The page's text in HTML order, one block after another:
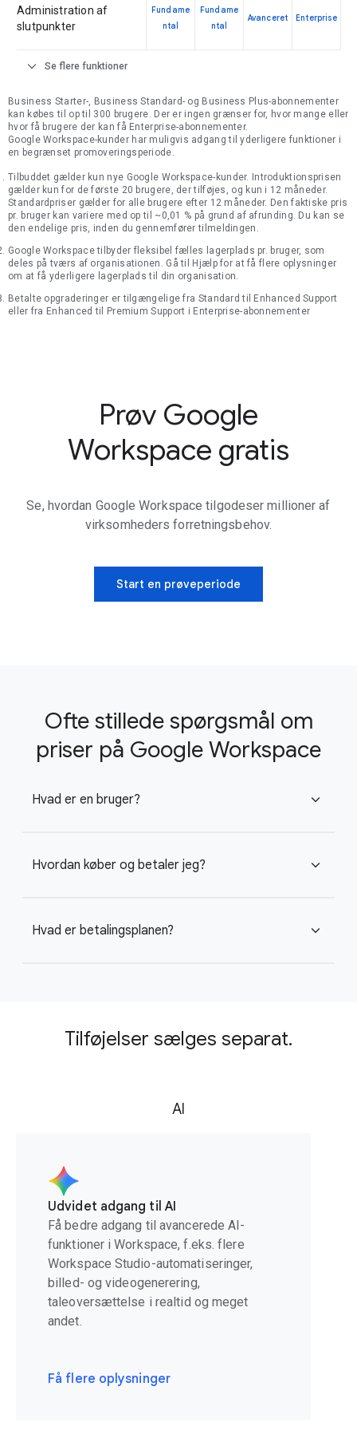
Administration af
slutpunkter
Fundame
ntal
Fundame
ntal
Avanceret Enterprise
expand_more Se flere funktioner
Business Starter-, Business Standard- og Business Plus-abonnementer
kan købes til op til 300 brugere. Der er ingen grænser for, hvor mange eller
hvor få brugere der kan få Enterprise-abonnementer.
Google Workspace-kunder har muligvis adgang til yderligere funktioner i
en begrænset promoveringsperiode.
Tilbuddet gælder kun nye Google Workspace-kunder. Introduktionsprisen
gælder kun for de første 20 brugere, der tilføjes, og kun i 12 måneder.
Standardpriser gælder for alle brugere efter 12 måneder. Den faktiske pris
pr. bruger kan variere med op til ~0,01 % på grund af afrunding. Du kan se
den endelige pris, inden du gennemfører tilmeldingen.
Google Workspace tilbyder fleksibel fælles lagerplads pr. bruger, som
deles på tværs af organisationen. Gå til Hjælp for at få flere oplysninger
om at få yderligere lagerplads til din organisation.
Betalte opgraderinger er tilgængelige fra Standard til Enhanced Support
eller fra Enhanced til Premium Support i Enterprise-abonnementer
Prøv Google
Workspace gratis
Se, hvordan Google Workspace tilgodeser millioner af
virksomheders forretningsbehov.
Start en prøveperiode
Ofte stillede spørgsmål om
priser på Google Workspace
Hvad er en bruger? expand_more
Hvordan køber og betaler jeg? expand_more
Hvad er betalingsplanen? expand_more
Tilføjelser sælges separat.
AI
Udvidet adgang til AI
Få bedre adgang til avancerede AI-
funktioner i Workspace, f.eks. flere
Workspace Studio-automatiseringer,
billed- og videogenerering,
taleoversættelse i realtid og meget
andet.
Få flere oplysninger